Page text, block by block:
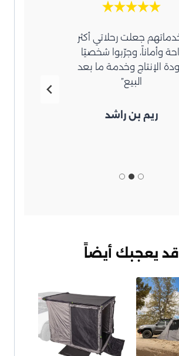
جعلت رحلاتي أكثر
وأماناً، وجرّبوا شخصيًا
الإنتاج وخدمة ما بعد
البيع”
ريم بن راشد
قد يعجبك أيضاً